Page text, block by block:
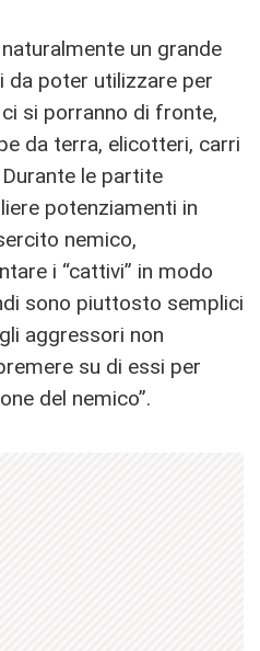
un grande
da poter utilizzare per
si porranno di fronte,
da terra, elicotteri, carri
le partite
potenziamenti in
nemico,
i “cattivi” in modo
sono piuttosto semplici
aggressori non
su di essi per
del nemico”.